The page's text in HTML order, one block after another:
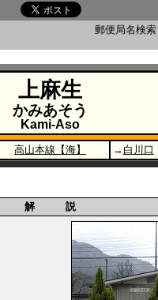
郵便局名検
上麻生
かみあそう
Kami-Aso
高山本線【海】 → 白川口
解 説